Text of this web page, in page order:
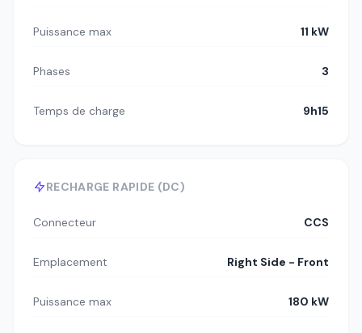
Puissance max 11 kW
Phases 3
Temps de charge 9h15
RECHARGE RAPIDE (DC)
Connecteur CCS
Emplacement Right Side - Front
Puissance max 180 kW